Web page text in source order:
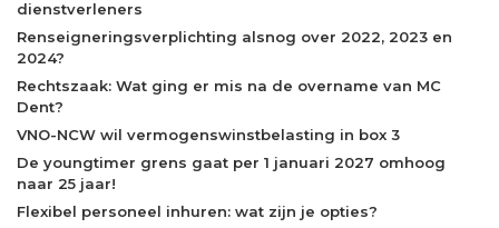
dienstverleners
Renseigneringsverplichting alsnog over 2022, 2023 en
2024?
Rechtszaak: Wat ging er mis na de overname van MC
Dent?
VNO-NCW wil vermogenswinstbelasting in box 3
De youngtimer grens gaat per 1 januari 2027 omhoog
naar 25 jaar!
Flexibel personeel inhuren: wat zijn je opties?